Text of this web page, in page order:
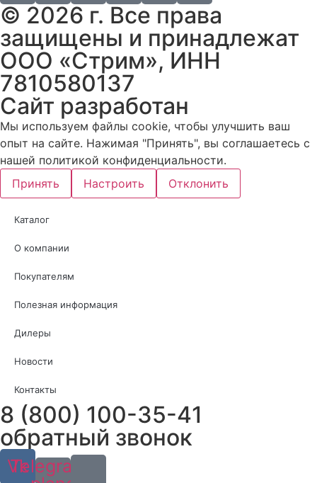
© 2026 г. Все права
защищены и принадлежат
ООО «Стрим», ИНН
7810580137
Сайт разработан
Мы используем файлы cookie, чтобы улучшить ваш
опыт на сайте. Нажимая "Принять", вы соглашаетесь с
нашей политикой конфиденциальности.
Принять
Настроить Отклонить
Каталог
О компании
Покупателям
Полезная информация
Дилеры
Новости
Контакты
8 (800) 100-35-41
обратный звонок
Vk
Telegram-